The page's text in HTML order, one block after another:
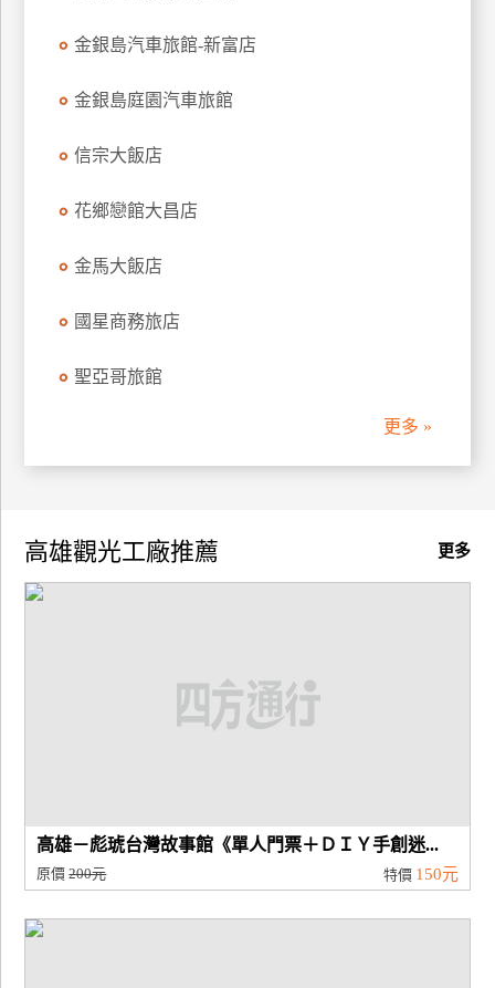
金銀島汽車旅館-新富店
金銀島庭園汽車旅館
信宗大飯店
花鄉戀館大昌店
金馬大飯店
國星商務旅店
聖亞哥旅館
更多 »
更多
高雄觀光工廠推薦
高雄－彪琥台灣故事館《單人門票＋ＤＩＹ手創迷...
原價200元 特價 150元